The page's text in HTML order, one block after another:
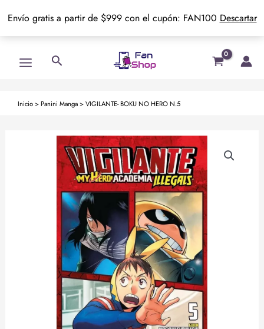
Envío gratis a partir de $999 con el cupón: FAN100 Descartar
Menu
Buscar
Inicio> Panini Manga>VIGILANTE- BOKU NO HERO N.5
VIGILANTE-